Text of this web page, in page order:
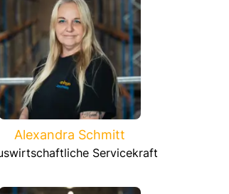
Alexandra Schmitt
Servicekraft